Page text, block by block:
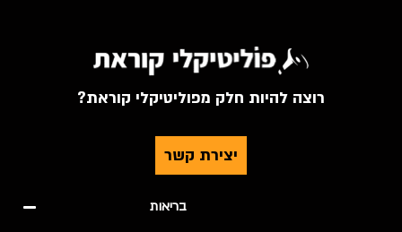
רוצה להיות חלק מפוליטיקלי קוראת?
יצירת קשר
בריאות